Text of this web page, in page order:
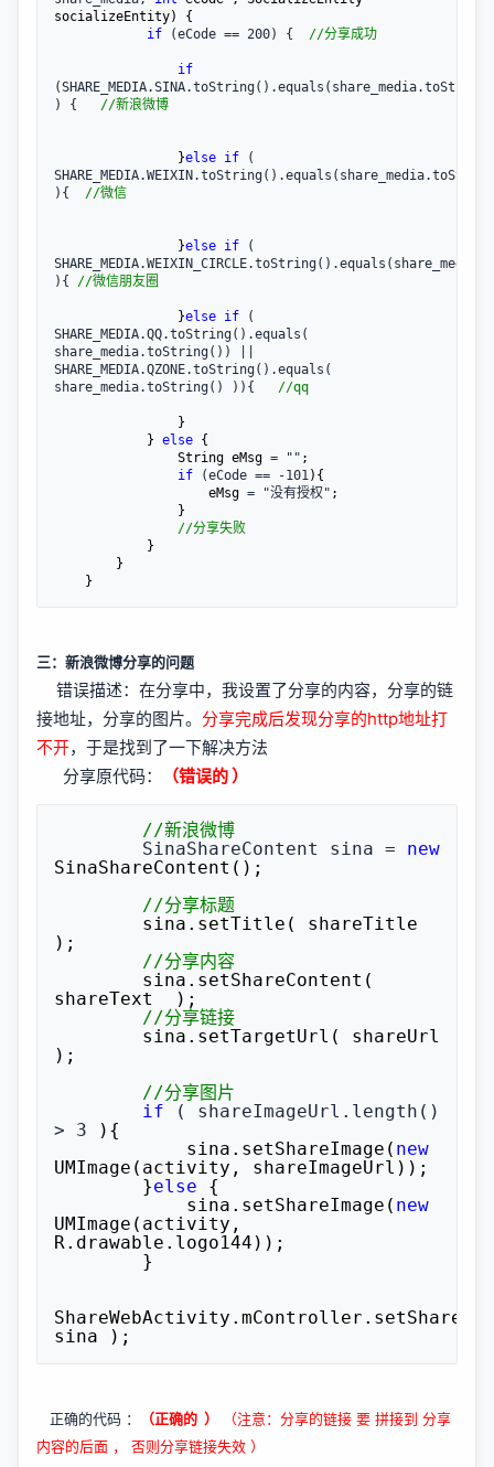
socializeEntity) {
if (eCode == 200) { //分享成功
if
) { //新浪微博
                }
else if (
){ //微信
                }
else if (
){ //微信朋友圈
                }
else if (
SHARE_MEDIA.QQ.toString().equals(
share_media.toString()) ||
SHARE_MEDIA.QZONE.toString().equals(
share_media.toString() )){ //qq
            }
else {
                String eMsg
= "" ;
if (eCode == -101){
                    eMsg
= "没有授权" ;
//分享失败
    }
三：新浪微博分享的问题
错误描述：在分享中，我设置了分享的内容，分享的链
接地址，分享的图片。 分享完成后发现分享的http地址打
不开，于是找到了一下解决方法
分享原代码：
（错误的 ）
//新浪微博
        SinaShareContent sina =
new
SinaShareContent();
//分享标题
);
//分享内容
shareText  );
//分享链接
);
//分享图片
if ( shareImageUrl.length()
> 3 ){
            sina.setShareImage(
new
UMImage(activity, shareImageUrl));
        }
else {
            sina.setShareImage(
new
UMImage(activity,
R.drawable.logo144));
sina );
正确的代码 ： （正确的 ）
（注意：分享的链接 要 拼接到 分享
内容的后面 ， 否则分享链接失效 ）